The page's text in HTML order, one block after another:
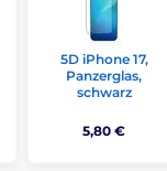
5D iPhone 17,
Panzerglas,
schwarz
5,80 €